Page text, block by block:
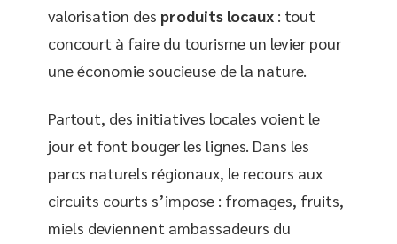
valorisation des produits locaux : tout
concourt à faire du tourisme un levier pour
une économie soucieuse de la nature.
Partout, des initiatives locales voient le
jour et font bouger les lignes. Dans les
parcs naturels régionaux, le recours aux
circuits courts s’impose : fromages, fruits,
miels deviennent ambassadeurs du